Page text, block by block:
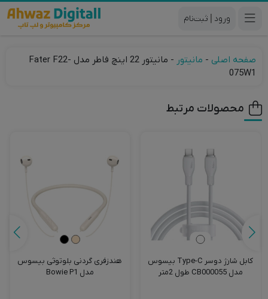
|
صفحه اصلی - مانیتور -
مانیتور 22 اینچ فاطر مدل Fater F22-
075W1
محصولات مرتبط
کابل شارژ دوسر Type-C بیسوس
مدل CB000055 طول 2متر
هندزفری گردنی بلوتوثی بیسوس
مدل Bowie P1